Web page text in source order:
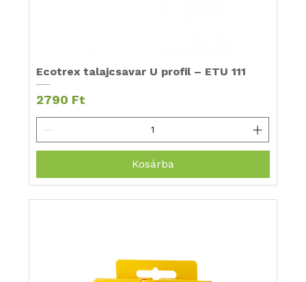
Ecotrex talajcsavar U profil – ETU 111
Ár
2790 Ft
Kosárba